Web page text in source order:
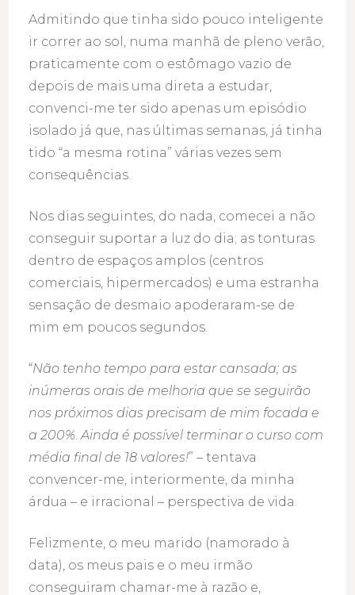
Admitindo que tinha sido pouco inteligente
ir correr ao sol, numa manhã de pleno verão,
praticamente com o estômago vazio de
depois de mais uma direta a estudar,
convenci-me ter sido apenas um episódio
isolado já que, nas últimas semanas, já tinha
tido “a mesma rotina” várias vezes sem
consequências.
Nos dias seguintes, do nada, comecei a não
conseguir suportar a luz do dia; as tonturas
dentro de espaços amplos (centros
comerciais, hipermercados) e uma estranha
sensação de desmaio apoderaram-se de
mim em poucos segundos.
“Não tenho tempo para estar cansada; as
inúmeras orais de melhoria que se seguirão
nos próximos dias precisam de mim focada e
a 200%.Ainda é possível terminar o curso com
média final de 18 valores!” – tentava
convencer-me, interiormente, da minha
árdua – e irracional – perspectiva de vida.
Felizmente, o meu marido (namorado à
data), os meus pais e o meu irmão
conseguiram chamar-me à razão e,